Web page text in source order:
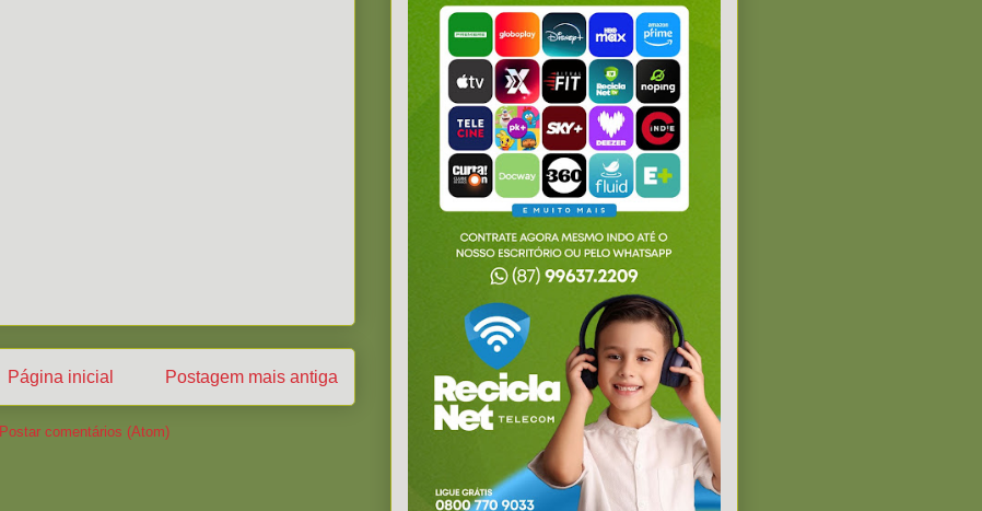
Postagem mais antiga
Página inicial
Postar comentários (Atom)